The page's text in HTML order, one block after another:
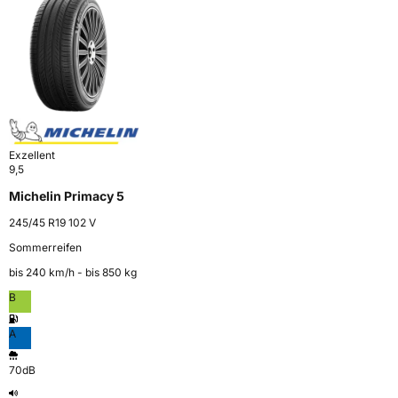
Exzellent
9,5
Michelin Primacy 5
245/45 R19 102 V
Sommerreifen
bis 240 km⁠/⁠h - bis 850 kg
B
A
70dB